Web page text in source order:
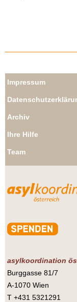
Impressum
Archiv
Ihre Hilfe
Team
asylkoordination
Burggasse 81/7
A-1070 Wien
T +431 5321291